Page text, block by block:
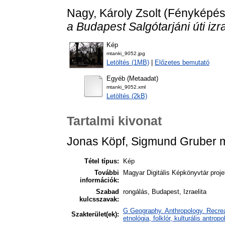
Nagy, Károly Zsolt
a Budapest Salgótarjáni úti
Kép
mtanki_9052.jpg
Letöltés (1MB) Előzetes bemutató
Egyéb (Metaadat)
mtanki_9052.xml
Letöltés (2kB)
Tartalmi kivonat
Jonas Köpf, Sigmund Gruber
Tétel típus:
Kép
További
információk:
Magyar Digitális Képkönyvtár
Szabad
kulcsszavak:
rongálás, Budapest, Izraelita
Szakterület(ek): G Geography. Anthropology.
etnológia, folklór, kulturális